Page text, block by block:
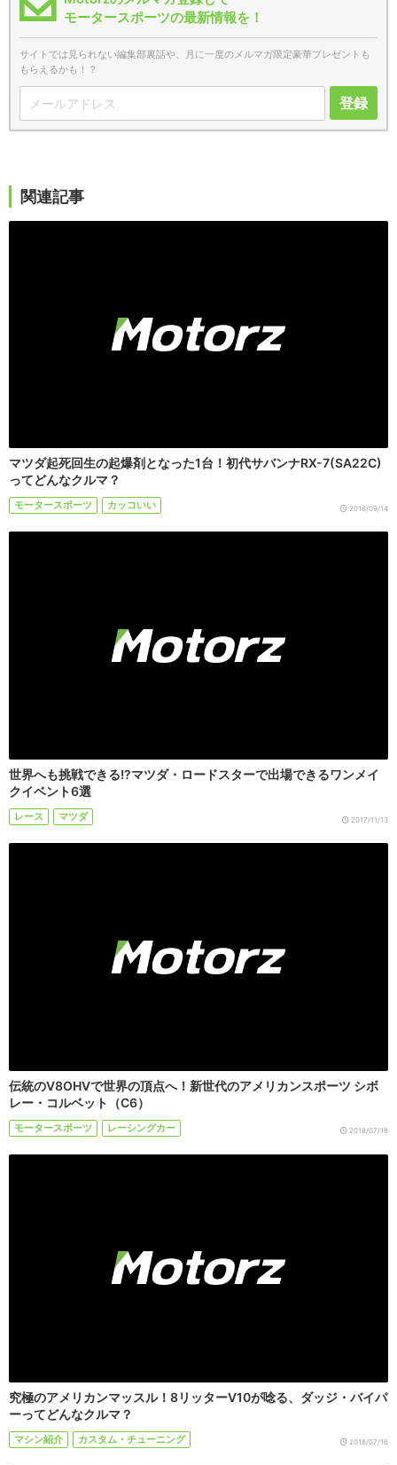
モータースポーツの最新情報を！
サイトでは見られない編集部裏話や、月に一度のメルマガ限定豪華プレゼントも
もらえるかも！？
登録
関連記事
マツダ起死回生の起爆剤となった1台！初代サバンナRX-7(SA22C)
ってどんなクルマ？
モータースポーツ カッコいい 2018/09/14
世界へも挑戦できる!?マツダ・ロードスターで出場できるワンメイ
クイベント6選
レース マツダ 2017/11/13
伝統のV8OHVで世界の頂点へ！新世代のアメリカンスポーツ シボ
レー・コルベット（C6）
モータースポーツ レーシングカー 2018/07/16
究極のアメリカンマッスル！8リッターV10が唸る、ダッジ・バイパ
ーってどんなクルマ？
マシン紹介 カスタム・チューニング 2018/07/16